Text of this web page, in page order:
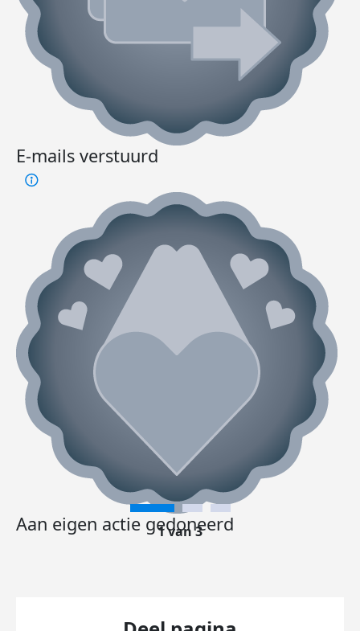
E-mails verstuurd
Aan eigen actie gedoneerd
1 van 3